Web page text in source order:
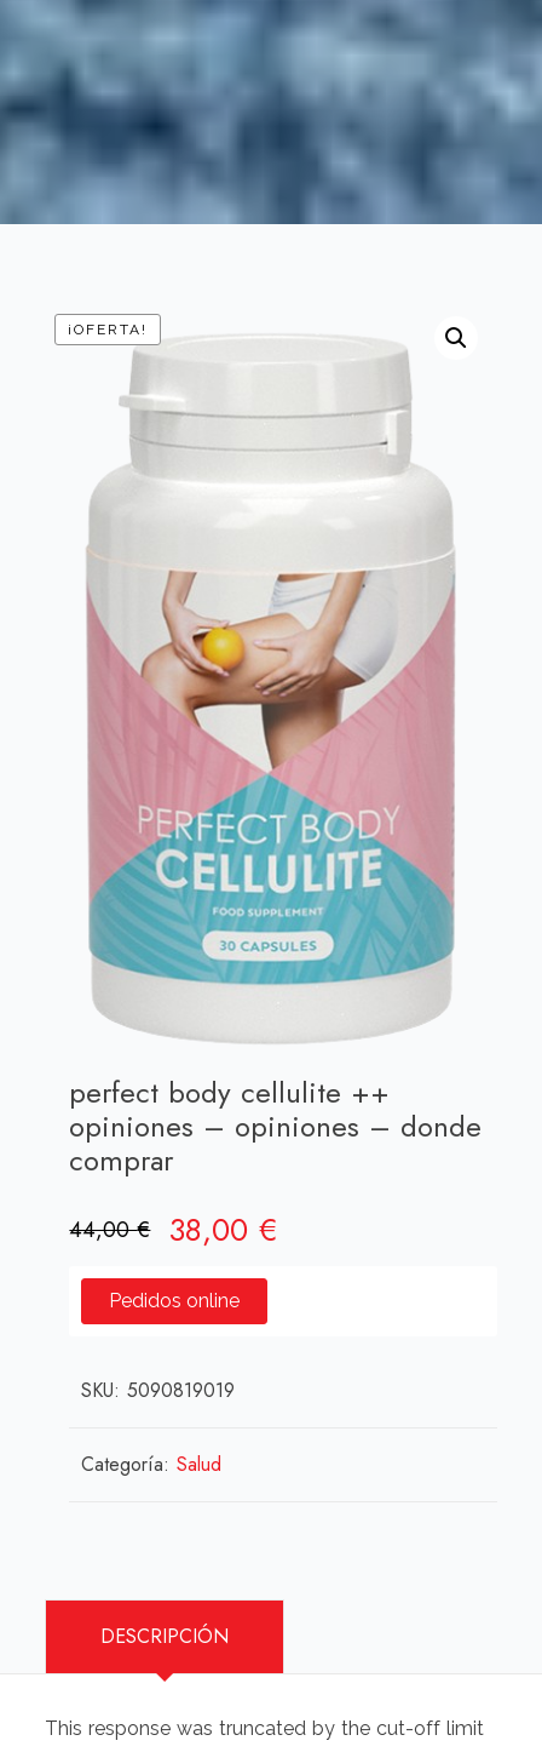
¡OFERTA!
perfect body cellulite ++
opiniones – opiniones – donde
comprar
44,00€ El
original
era:
44,00 €.
38,00€
Pedidos online
SKU:5090819019
Categoría:Salud
DESCRIPCIÓN
This response was truncated by the cut-off limit